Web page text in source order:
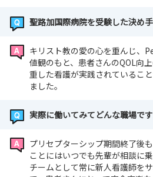
聖路加国際病院を受験した決め
キリスト教の愛の心を重んじ、
値観のもと、患者さんのQOL向
重した看護が実践されているこ
ました。
実際に働いてみてどんな職場で
プリセプターシップ期間終了後
ことにはいつでも先輩が相談に
チームとして常に新人看護師を